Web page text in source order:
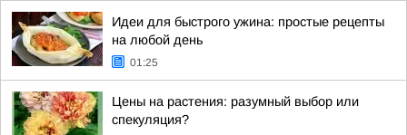
Идеи для быстрого ужина: простые рецепты
на любой день
01:25
Цены на растения: разумный выбор или
спекуляция?